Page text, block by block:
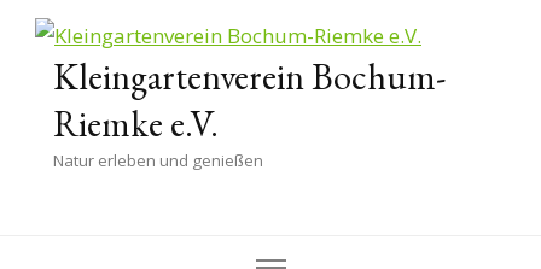
Kleingartenverein Bochum-
Riemke e.V.
Natur erleben und genießen